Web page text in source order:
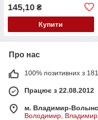
145,10 ₴
Купити
Про нас
100% позитивних з 181
Працює з 22.08.2012
м. Владимир-
Володимир,